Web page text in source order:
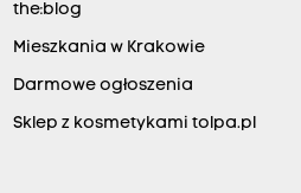
the:blog
Mieszkania w Krakowie
Darmowe ogłoszenia
Sklep z kosmetykami tolpa.pl